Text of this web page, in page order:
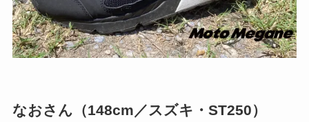
なおさん（148cm／スズキ・ST250）